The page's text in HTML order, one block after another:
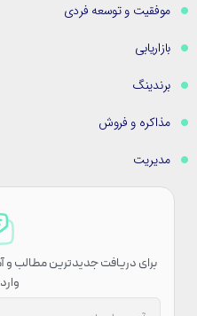
موفقیت و توسعه فردی
بازاریابی
برندینگ
مذاکره و فروش
مدیریت
برای دریافت جدیدترین مطالب و
وارد کنید